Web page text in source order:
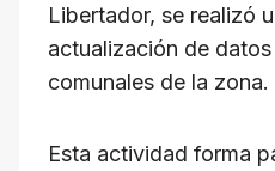
Libertador, se realizó
actualización de
comunales de la zona.
Esta actividad forma